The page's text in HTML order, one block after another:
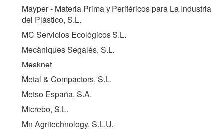
Mayper - Materia Prima y Periféricos para La Industria
del Plástico, S.L.
MC Servicios Ecológicos S.L.
Mecàniques Segalés, S.L.
Mesknet
Metal & Compactors, S.L.
Metso España, S.A.
Micrebo, S.L.
Mn Agritechnology, S.L.U.